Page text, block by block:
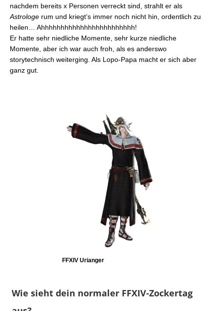
nachdem bereits x Personen verreckt sind, strahlt er als
Astrologe rum und kriegt‘s immer noch nicht hin, ordentlich zu
heilen… Ahhhhhhhhhhhhhhhhhhhhhhhh!
Er hatte sehr niedliche Momente, sehr kurze niedliche
Momente, aber ich war auch froh, als es anderswo
storytechnisch weiterging. Als Lopo-Papa macht er sich aber
ganz gut.
FFXIV Urianger
Wie sieht dein normaler FFXIV-Zockertag